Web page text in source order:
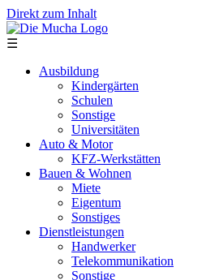
Direkt zum Inhalt
☰
Ausbildung
Kindergärten
Schulen
Sonstige
Universitäten
Auto & Motor
KFZ-Werkstätten
Bauen & Wohnen
Miete
Eigentum
Sonstiges
Dienstleistungen
Handwerker
Telekommunikation
Sonstige